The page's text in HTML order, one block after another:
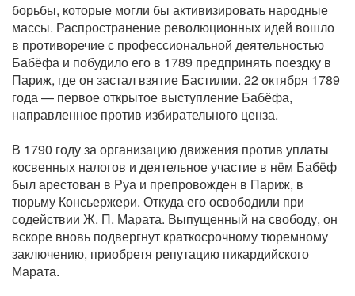
борьбы, которые могли бы активизировать народные
массы. Распространение революционных идей вошло
в противоречие с профессиональной деятельностью
Бабёфа и побудило его в 1789 предпринять поездку в
Париж, где он застал взятие Бастилии. 22 октября 1789
года — первое открытое выступление Бабёфа,
направленное против избирательного ценза.
В 1790 году за организацию движения против уплаты
косвенных налогов и деятельное участие в нём Бабёф
был арестован в Руа и препровожден в Париж, в
тюрьму Консьержери. Откуда его освободили при
содействии Ж. П. Марата. Выпущенный на свободу, он
вскоре вновь подвергнут краткосрочному тюремному
заключению, приобретя репутацию пикардийского
Марата.